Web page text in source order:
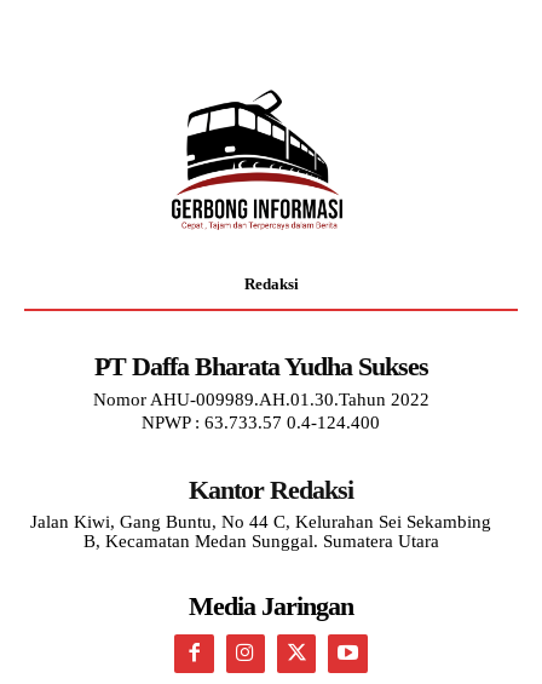
Redaksi
PT Daffa Bharata Yudha Sukses
Nomor AHU-009989.AH.01.30.Tahun 2022
NPWP : 63.733.57 0.4-124.400
Kantor Redaksi
Jalan Kiwi, Gang Buntu, No 44 C, Kelurahan Sei Sekambing
B, Kecamatan Medan Sunggal. Sumatera Utara
Media Jaringan